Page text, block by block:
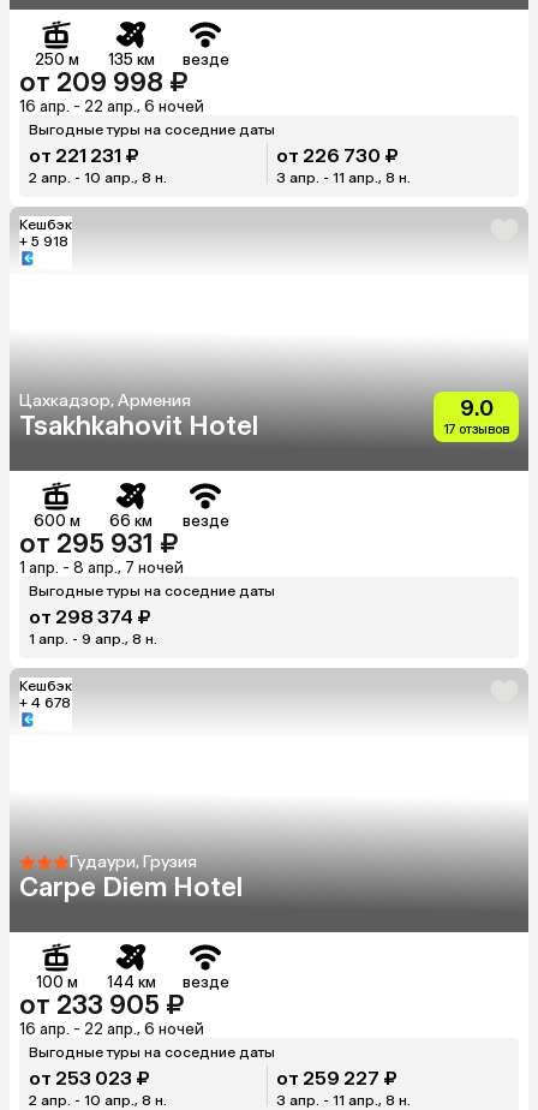
250 м 135 км везде
от 209 998 ₽
16 апр. - 22 апр., 6 ночей
Выгодные туры на соседние даты
от 221 231 ₽
2 апр. - 10 апр., 8 н.
от 226 730 ₽
3 апр. - 11 апр., 8 н.
Кешбэк
+ 5 918
Цахкадзор, Армения
Tsakhkahovit Hotel
9.0
17 отзывов
600 м 66 км везде
от 295 931 ₽
1 апр. - 8 апр., 7 ночей
Выгодные туры на соседние даты
от 298 374 ₽
1 апр. - 9 апр., 8 н.
Кешбэк
+ 4 678
Гудаури, Грузия
Carpe Diem Hotel
100 м 144 км везде
от 233 905 ₽
16 апр. - 22 апр., 6 ночей
Выгодные туры на соседние даты
от 253 023 ₽
2 апр. - 10 апр., 8 н.
от 259 227 ₽
3 апр. - 11 апр., 8 н.